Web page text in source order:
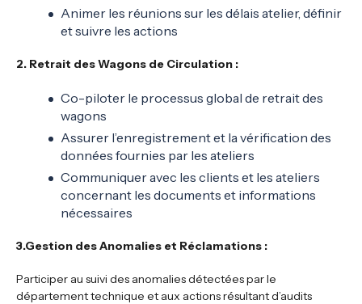
Animer les réunions sur les délais atelier, définir
et suivre les actions
2. Retrait des Wagons de Circulation :
Co-piloter le processus global de retrait des
wagons
Assurer l’enregistrement et la vérification des
données fournies par les ateliers
Communiquer avec les clients et les ateliers
concernant les documents et informations
nécessaires
3.Gestion des Anomalies et Réclamations :
Participer au suivi des anomalies détectées par le
département technique et aux actions résultant d’audits